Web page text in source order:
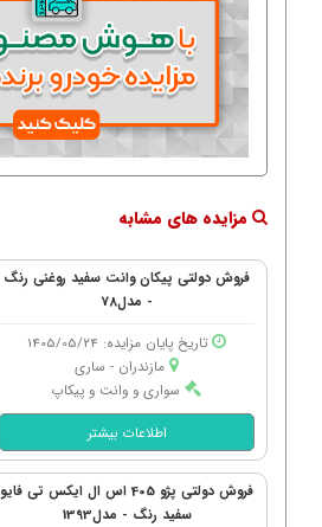
مزایده های مشابه
فروش دولتی پیکان وانت سفید روغنی رنگ
- مدل78
تاریخ پایان مزایده: 1405/05/24
مازندران - ساری
سواری و وانت و پیکاپ
اطلاعات بیشتر
فروش دولتی پژو 405 اس ال ایکس تی فایو
سفید رنگ - مدل1393